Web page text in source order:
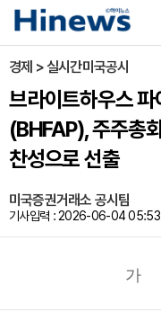
경제 > 실시간미국공시
브라이트하우스
(BHFAP), 주주총
찬성으로 선출
미국증권거래소 공시팀
기사입력 : 2026-06-04 05:53
가